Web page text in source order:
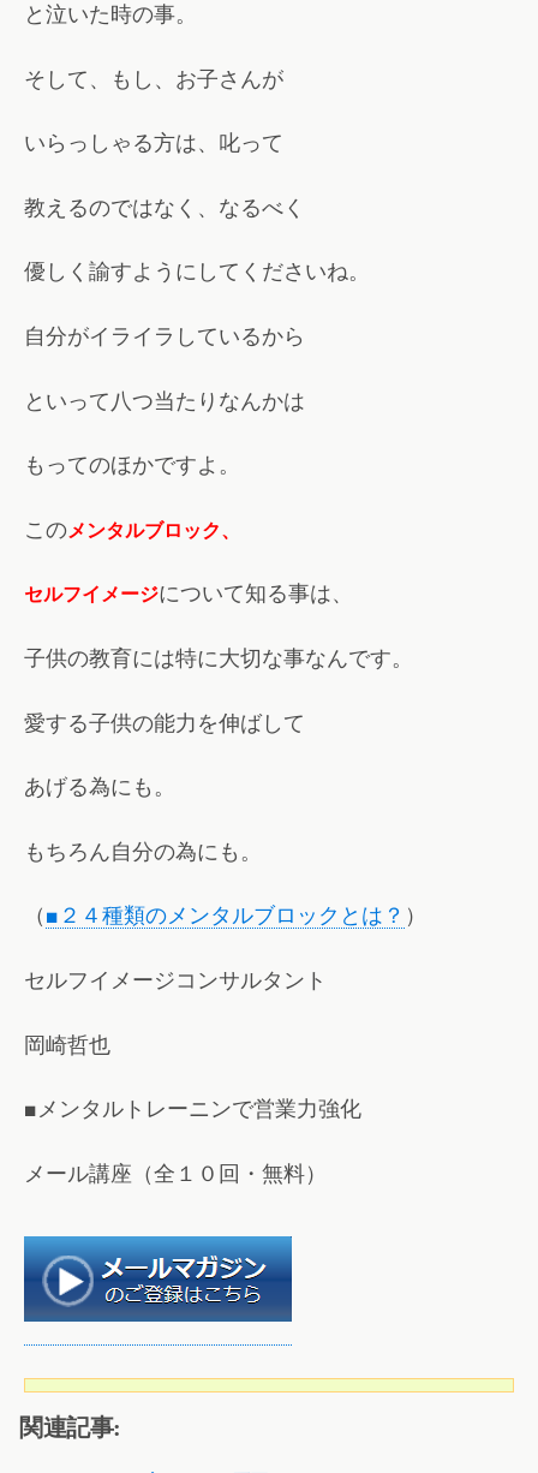
と泣いた時の事。
そして、もし、お子さんが
いらっしゃる方は、叱って
教えるのではなく、なるべく
優しく諭すようにしてくださいね。
自分がイライラしているから
といって八つ当たりなんかは
もってのほかですよ。
このメンタルブロック、
セルフイメージについて知る事は、
子供の教育には特に大切な事なんです。
愛する子供の能力を伸ばして
あげる為にも。
もちろん自分の為にも。
（■２４種類のメンタルブロックとは？ ）
セルフイメージコンサルタント
岡崎哲也
■メンタルトレーニンで営業力強化
メール講座（全１０回・無料）
関連記事: